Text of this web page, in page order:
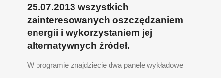
25.07.2013 wszystkich
zainteresowanych oszczędzaniem
energii i wykorzystaniem jej
alternatywnych źródeł.
W programie znajdziecie dwa panele wykładowe: